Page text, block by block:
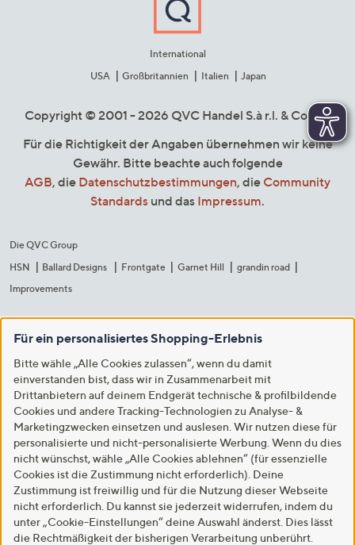
International
USA
Großbritannien Italien Japan
Copyright © 2001 - 2026 QVC Handel S.à r.l. & Co. KG
Für die Richtigkeit der Angaben übernehmen wir keine
Gewähr. Bitte beachte auch folgende
AGB, die Datenschutzbestimmungen, die Community
Standards und das Impressum.
Die QVC Group
HSN
Ballard Designs Frontgate Garnet Hill
grandin road
Improvements
Für ein personalisiertes Shopping-Erlebnis
Bitte wähle „Alle Cookies zulassen“, wenn du damit
einverstanden bist, dass wir in Zusammenarbeit mit
Drittanbietern auf deinem Endgerät technische & profilbildende
Cookies und andere Tracking-Technologien zu Analyse- &
Marketingzwecken einsetzen und auslesen. Wir nutzen diese für
personalisierte und nicht-personalisierte Werbung. Wenn du dies
nicht wünschst, wähle „Alle Cookies ablehnen“ (für essenzielle
Cookies ist die Zustimmung nicht erforderlich). Deine
Zustimmung ist freiwillig und für die Nutzung dieser Webseite
nicht erforderlich. Du kannst sie jederzeit widerrufen, indem du
unter „Cookie-Einstellungen“ deine Auswahl änderst. Dies lässt
die Rechtmäßigkeit der bisherigen Verarbeitung unberührt.